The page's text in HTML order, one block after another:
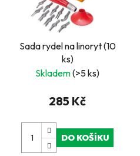
Sada rydel na linoryt (10
ks)
Skladem(>5 ks)
285 Kč
DO KOŠÍKU